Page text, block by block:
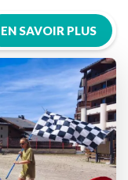
EN SAVOIR PLUS